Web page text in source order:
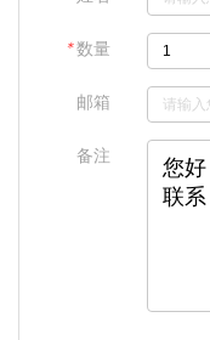
＊数量
邮箱
备注